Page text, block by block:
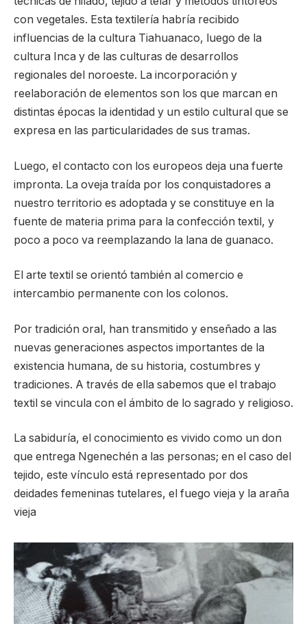
con vegetales. Esta textilería habría recibido
influencias de la cultura Tiahuanaco, luego de la
cultura Inca y de las culturas de desarrollos
regionales del noroeste. La incorporación y
reelaboración de elementos son los que marcan en
distintas épocas la identidad y un estilo cultural que se
expresa en las particularidades de sus tramas.
Luego, el contacto con los europeos deja una fuerte
impronta. La oveja traída por los conquistadores a
nuestro territorio es adoptada y se constituye en la
fuente de materia prima para la confección textil, y
poco a poco va reemplazando la lana de guanaco.
El arte textil se orientó también al comercio e
intercambio permanente con los colonos.
Por tradición oral, han transmitido y enseñado a las
nuevas generaciones aspectos importantes de la
existencia humana, de su historia, costumbres y
tradiciones. A través de ella sabemos que el trabajo
textil se vincula con el ámbito de lo sagrado y religioso.
La sabiduría, el conocimiento es vivido como un don
que entrega Ngenechén a las personas; en el caso del
tejido, este vínculo está representado por dos
deidades femeninas tutelares, el fuego vieja y la araña
vieja